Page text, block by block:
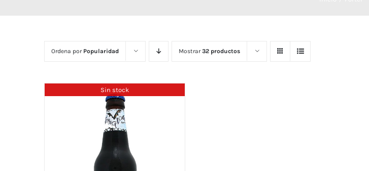
Ordena por Popularidad Mostrar32 productos
Sin stock